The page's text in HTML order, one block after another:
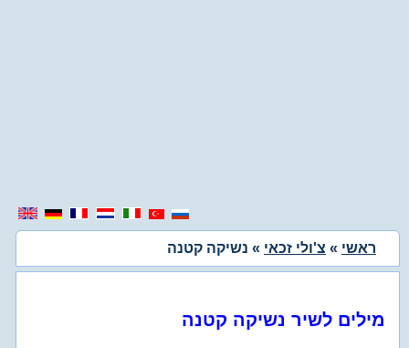
ראשי » צ'ולי זכאי » נשיקה קטנה
מילים לשיר נשיקה קטנה